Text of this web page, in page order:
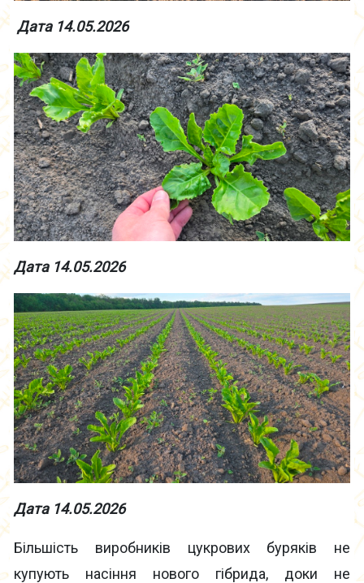
Дата 14.05.2026
Дата 14.05.2026
Дата 14.05.2026
Більшість виробників цукрових буряків не
купують насіння нового гібрида, доки не